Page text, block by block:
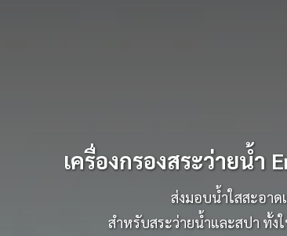
เครื่องกรองสระว่ายน้ำ
ส่งมอบน้ำใสสะอา
สำหรับสระว่ายน้ำและสปา ทั้